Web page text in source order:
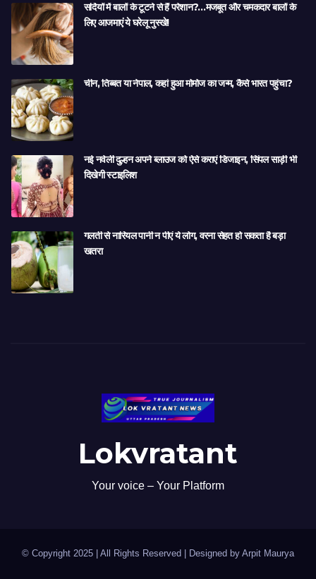
सर्दियों में बालों के टूटने से हैं परेशान?…मजबूत और चमकदार बालों के
लिए आजमाएं ये घरेलू नुस्खे!
चीन, तिब्बत या नेपाल, कहां हुआ मोमोज का जन्म, कैसे भारत पहुंचा?
नई नवेली दुल्हन अपने ब्लाउज को ऐसे कराएं डिजाइन, सिंपल साड़ी भी
दिखेगी स्टाइलिश
गलती से नारियल पानी न पीएं ये लोग, वरना सेहत हो सकता है बड़ा
खतरा
Lokvratant
Your voice – Your Platform
© Copyright 2025 | All Rights Reserved | Designed by Arpit Maurya